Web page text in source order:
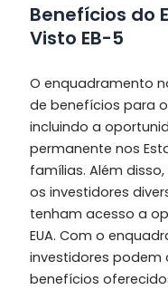
Benefícios do
Visto EB-5
O enquadramento
de benefícios para
incluindo a
permanente nos
famílias. Além
os investidores
tenham acesso a
EUA. Com o
investidores
benefícios